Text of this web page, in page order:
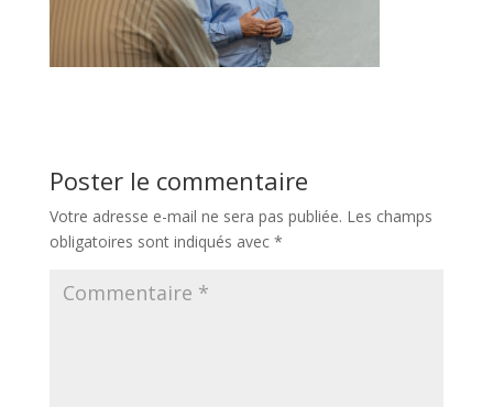
Poster le commentaire
Votre adresse e-mail ne sera pas publiée. Les champs
obligatoires sont indiqués avec *